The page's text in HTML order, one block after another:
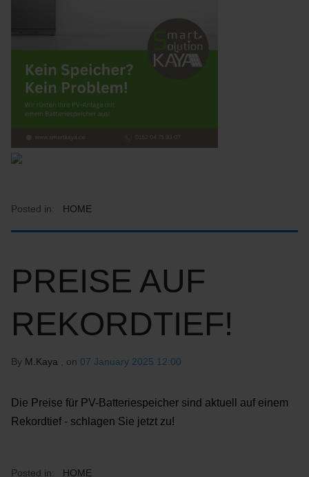
Posted in: HOME
PREISE AUF
REKORDTIEF!
By M.Kaya , on 07 January 2025 12:00
Die Preise für PV-Batteriespeicher sind aktuell auf einem
Rekordtief - schlagen Sie jetzt zu!
Posted in: HOME